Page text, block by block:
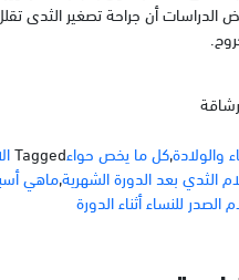
الدراسات أن جراحة تصغير الثدى
والولادة,كل ما يخص حواءTagged
الثدي بعد الدورة الشهرية,ماهي
للنساء أثناء الدورة